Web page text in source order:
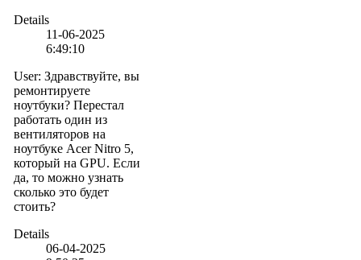
Details
11-06-2025
6:49:10
User: Здравствуйте, вы
ремонтируете
ноутбуки? Перестал
работать один из
вентиляторов на
ноутбуке Acer Nitro 5,
который на GPU. Если
да, то можно узнать
сколько это будет
стоить?
Details
06-04-2025